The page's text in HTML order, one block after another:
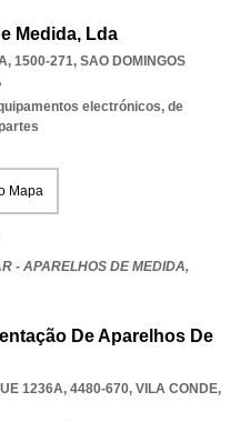
Medida, Lda
1500-271, SAO DOMINGOS
electrónicos, de
Mapa
- APARELHOS DE MEDIDA,
De Aparelhos De
1236A, 4480-670, VILA CONDE,